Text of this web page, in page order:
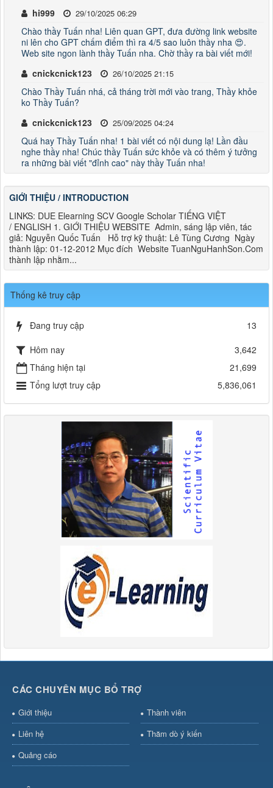
hi999
29/10/2025 06:29
Chào thầy Tuấn nha! Liên quan GPT, đưa đường link website
ni lên cho GPT chấm điểm thì ra 4/5 sao luôn thầy nha 😍.
Web site ngon lành thầy Tuấn nha. Chờ thầy ra bài viết mới!
cnickcnick123
26/10/2025 21:15
Chào Thầy Tuấn nhá, cả tháng trời mới vào trang, Thầy khỏe
ko Thầy Tuấn?
cnickcnick123
25/09/2025 04:24
Quá hay Thầy Tuấn nha! 1 bài viết có nội dung lạ! Lần đầu
nghe thầy nha! Chúc thầy Tuấn sức khỏe và có thêm ý tưởng
ra những bài viết "đỉnh cao" này thầy Tuấn nha!
GIỚI THIỆU / INTRODUCTION
LINKS: DUE Elearning SCV Google Scholar TIẾNG VIỆT
/ ENGLISH 1. GIỚI THIỆU WEBSITE Admin, sáng lập viên, tác
giả: Nguyễn Quốc Tuấn Hỗ trợ kỹ thuật: Lê Tùng Cương Ngày
thành lập: 01-12-2012 Mục đích Website TuanNguHanhSon.Com
thành lập nhằm...
Thống kê truy cập
Đang truy cập
13
Hôm nay
3,642
Tháng hiện tại
21,699
Tổng lượt truy cập
5,836,061
CÁC CHUYÊN MỤC BỔ TRỢ
Giới thiệu
Thành viên
Liên hệ
Thăm dò ý kiến
Quảng cáo